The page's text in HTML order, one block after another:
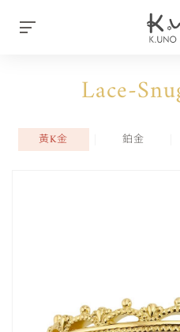
Lace-
黃K金 鉑金